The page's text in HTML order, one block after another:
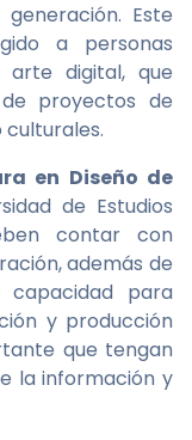
Este
a personas
digital, que
proyectos de
en Diseño de
de Estudios
contar con
además de
para
y producción
que tengan
la información y